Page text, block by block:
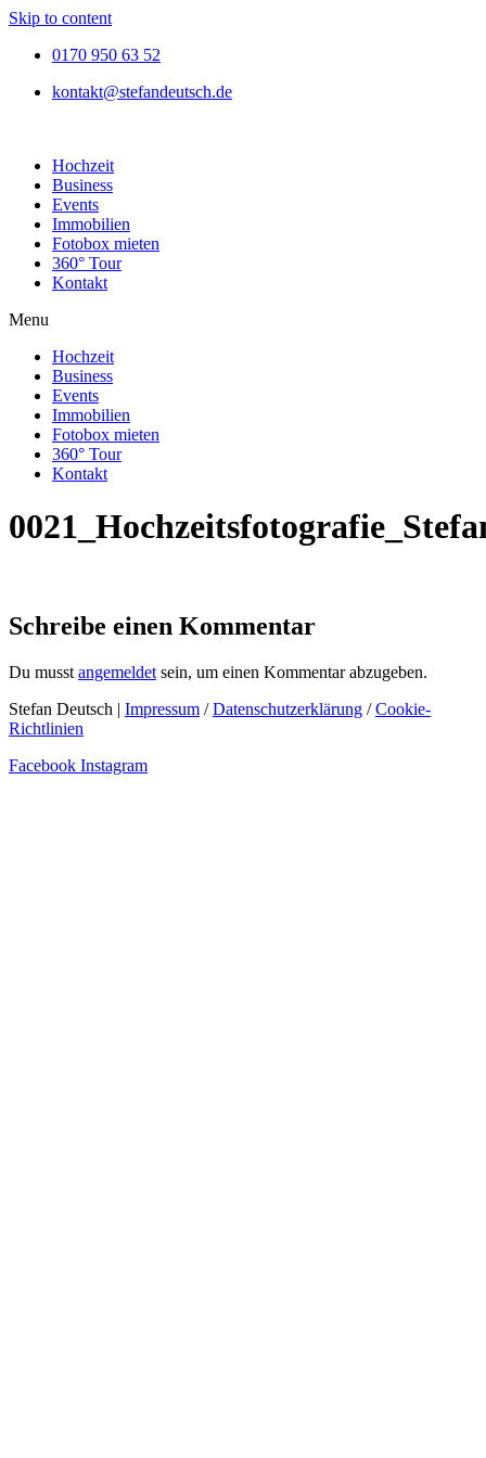
Skip to content
0170 950 63 52
kontakt@stefandeutsch.de
Hochzeit
Business
Events
Immobilien
Fotobox mieten
360° Tour
Kontakt
Menu
Hochzeit
Business
Events
Immobilien
Fotobox mieten
360° Tour
Kontakt
Schreibe einen Kommentar
Du musst angemeldet sein, um einen Kommentar abzugeben.
Stefan Deutsch | Impressum /Datenschutzerklärung /Cookie-
Richtlinien
Facebook Instagram